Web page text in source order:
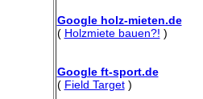
Google holz-mieten.de
( Holzmiete bauen?! )
Google ft-sport.de
( Field Target)